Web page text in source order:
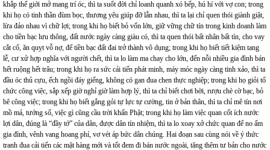
khắp thế giới mở mang trí óc, thì ta suốt đời chỉ loanh quanh xó bếp, hú hí với vợ con; trong
khi họ có tinh thần đùm bọc, thương yêu giúp đỡ lẫn nhau, thì ta lại chỉ quen thói giành giật,
lừa đảo nhau vì chữ lợi; trong khi họ biết bỏ vốn lớn, giữ vững chữ tín trong kinh doanh làm
cho tiền bạc lưu thông, đất nước ngày càng giàu có, thì ta quen thói bất nhân bất tín, cho vay
cắt cổ, ăn quỵt vỗ nợ, để tiền bạc đất đai trở thành vô dụng; trong khi họ biết tiết kiệm tang
lễ, cư xử hợp nghĩa với người chết, thì ta lo làm ma chay cho lớn, đến nỗi nhiều gia đình bán
hết ruộng hết trâu; trong khi họ ra sức cải tiến phát minh, máy móc ngày càng tinh xảo, thì ta
đầu óc thủ cựu, ếch ngồi đáy giếng, không có gan đua chen thực nghiệp; trong khi họ giỏi tổ
chức công việc, sắp xếp giờ nghỉ giờ làm hợp lý, thì ta chỉ biết chơi bời, rượu chè cờ bạc, bỏ
bê công việc; trong khi họ biết gắng gỏi tự lực tự cường, tin ở bản thân, thì ta chỉ mê tín nơi
mồ mả, tướng số, việc gì cũng cầu trời khấn Phật; trong khi họ làm việc quan cốt ích nước
lợi dân, đúng là “đầy tớ” của dân, được dân tín nhiệm, thì ta lo xoay xở chức quan để no ấm
gia đình, vênh vang hoang phí, vơ vét áp bức dân chúng. Hai đoạn sau cùng nói về ý thức
tranh đua cải tiến các mặt hàng mới và tốt đem đi bán nước ngoài, tăng thêm tư bản cho nước